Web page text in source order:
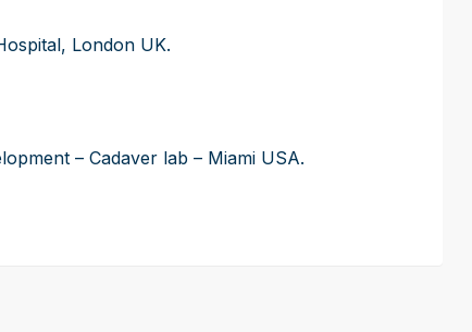
London UK.
– Cadaver lab – Miami USA.